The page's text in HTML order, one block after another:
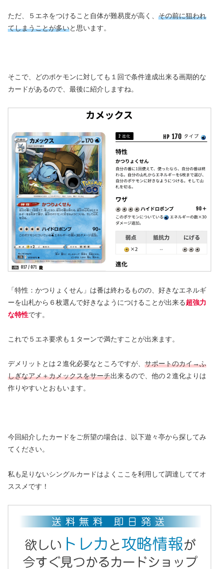
ただ、５エネをつけること自体が難易度が高く、 その前に狙われ
てしまうことが多いと思います。
そこで、どのポケモンに対しても１回で条件達成出来る画期的な
カードがあるので、最後に紹介しますね。
「特性：かつりょくせん」は番は終わるものの、好きなエネルギ
ーを山札から６枚選んで好きなようにつけることが出来る超強力
な特性です。
これで５エネ要求も１ターンで満たすことが出来ます。
デメリットとは２進化必要なところですが、 サポートのカイ→ふ
しぎなアメ＋カメックスをサーチ出来るので、他の２進化よりは
作りやすいとおもいます。
今回紹介したカードをご所望の場合は、以下遊々亭から探してみ
てください。
私も足りないシングルカードはよくここを利用して調達しててオ
ススメです！